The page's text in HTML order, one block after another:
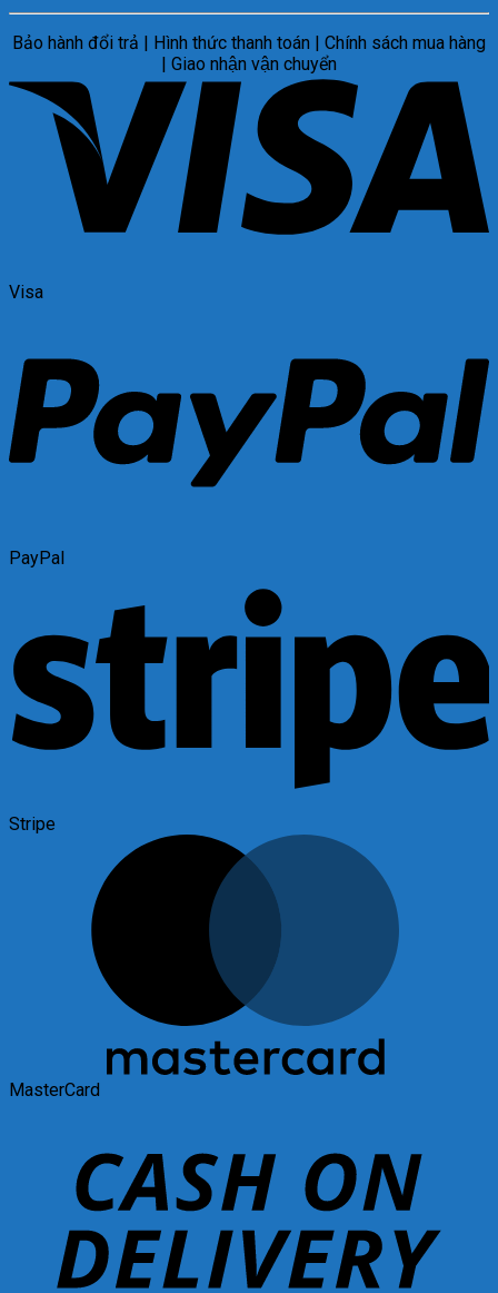
Bảo hành đổi trả | Hình thức thanh toán | Chính sách mua hàng
| Giao nhận vận chuyển
Visa
PayPal
Stripe
MasterCard